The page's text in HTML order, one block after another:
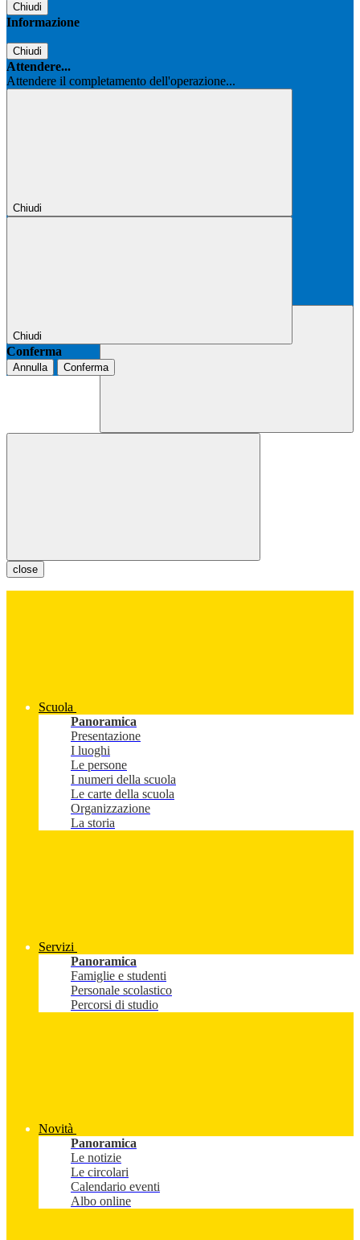
Chiudi
Informazione
Chiudi
Attendere...
Attendere il completamento dell'operazione...
Chiudi
Chiudi
Conferma
Annulla Conferma
close
Scuola
Panoramica
Presentazione
I luoghi
Le persone
I numeri della scuola
Le carte della scuola
Organizzazione
La storia
Servizi
Panoramica
Famiglie e studenti
Personale scolastico
Percorsi di studio
Novità
Panoramica
Le notizie
Le circolari
Calendario eventi
Albo online